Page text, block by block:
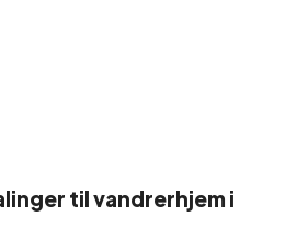
til vandrerhjem i